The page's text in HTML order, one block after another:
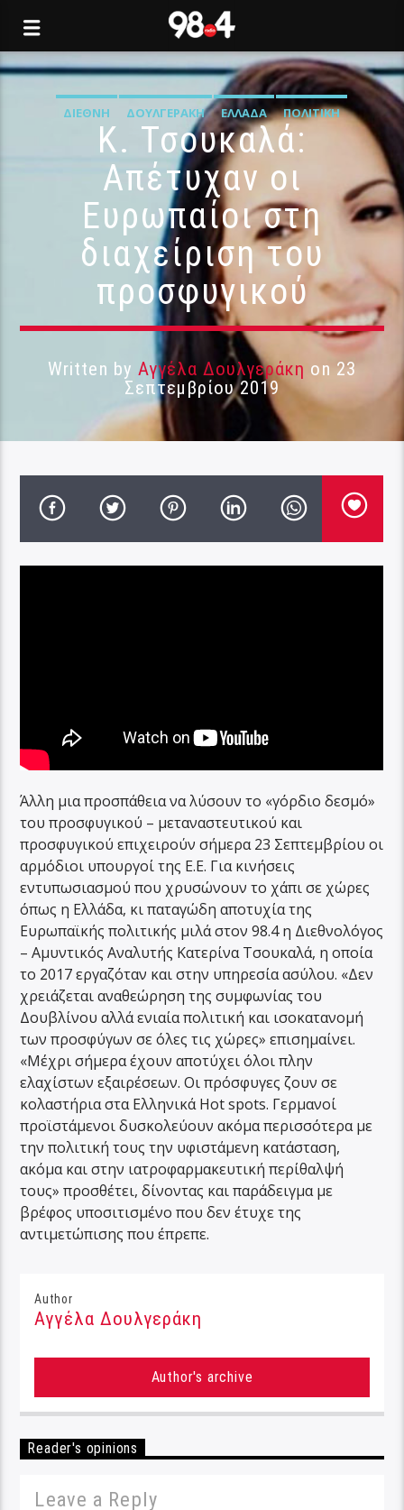
ΔΙΕΘΝΉ ΔΟΥΛΓΕΡΆΚΗ ΕΛΛΆΔΑ ΠΟΛΙΤΙΚΉ
Κ. Τσουκαλά:
Απέτυχαν οι
Ευρωπαίοι στη
διαχείριση του
προσφυγικού
Written by Αγγέλα Δουλγεράκη on 23
Σεπτεμβρίου 2019
Άλλη μια προσπάθεια να λύσουν το «γόρδιο δεσμό»
του προσφυγικού – μεταναστευτικού και
προσφυγικού επιχειρούν σήμερα 23 Σεπτεμβρίου οι
αρμόδιοι υπουργοί της Ε.Ε. Για κινήσεις
εντυπωσιασμού που χρυσώνουν το χάπι σε χώρες
όπως η Ελλάδα, κι παταγώδη αποτυχία της
Ευρωπαϊκής πολιτικής μιλά στον 98.4 η Διεθνολόγος
– Αμυντικός Αναλυτής Κατερίνα Τσουκαλά, η οποία
το 2017 εργαζόταν και στην υπηρεσία ασύλου. «Δεν
χρειάζεται αναθεώρηση της συμφωνίας του
Δουβλίνου αλλά ενιαία πολιτική και ισοκατανομή
των προσφύγων σε όλες τις χώρες» επισημαίνει.
«Μέχρι σήμερα έχουν αποτύχει όλοι πλην
ελαχίστων εξαιρέσεων. Οι πρόσφυγες ζουν σε
κολαστήρια στα Ελληνικά Hot spots. Γερμανοί
προϊστάμενοι δυσκολεύουν ακόμα περισσότερα με
την πολιτική τους την υφιστάμενη κατάσταση,
ακόμα και στην ιατροφαρμακευτική περίθαλψή
τους» προσθέτει, δίνοντας και παράδειγμα με
βρέφος υποσιτισμένο που δεν έτυχε της
αντιμετώπισης που έπρεπε.
Author
Αγγέλα Δουλγεράκη
Author's archive
Reader's opinions
Leave a Reply